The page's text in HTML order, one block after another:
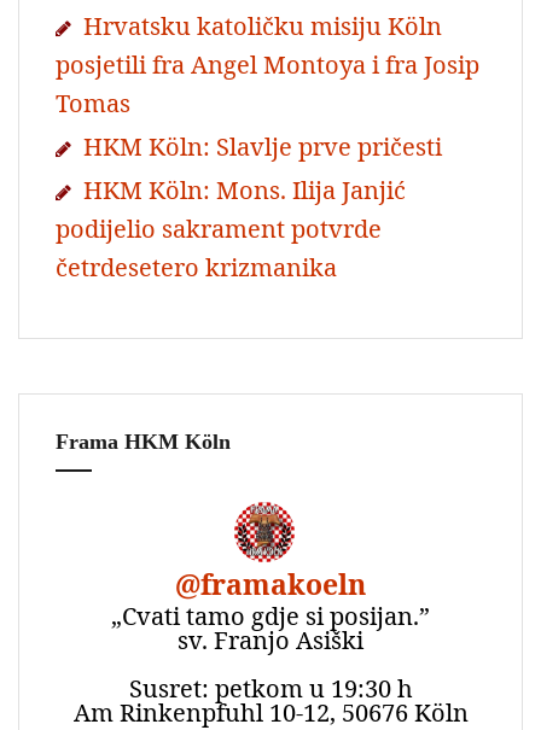
Hrvatsku katoličku misiju Köln
posjetili fra Angel Montoya i fra Josip
Tomas
HKM Köln: Slavlje prve pričesti
HKM Köln: Mons. Ilija Janjić
podijelio sakrament potvrde
četrdesetero krizmanika
Frama HKM Köln
@framakoeln
„Cvati tamo gdje si posijan.”
sv. Franjo Asiški
Susret: petkom u 19:30 h
Am Rinkenpfuhl 10-12, 50676 Köln